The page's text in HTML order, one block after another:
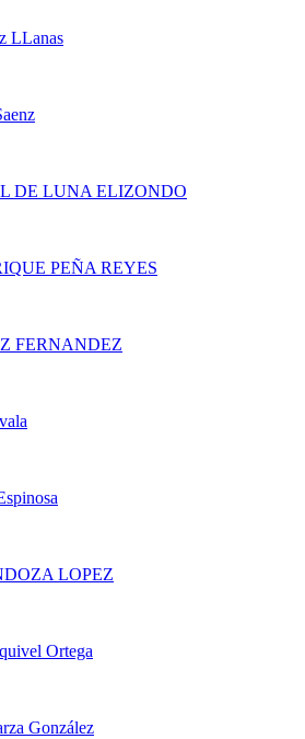
LLanas
DE LUNA ELIZONDO
PEÑA REYES
FERNANDEZ
LOPEZ
Ortega
González